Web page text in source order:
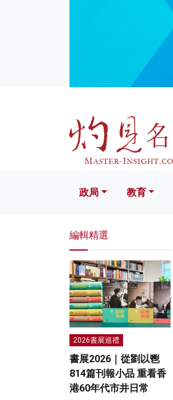
文化
政局 教育
編輯精選
2026書展巡禮
書展2026｜從劉以鬯
814篇刊報小品 重看香
港60年代市井日常